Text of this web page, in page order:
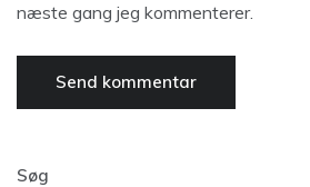
næste gang jeg kommenterer.
Søg